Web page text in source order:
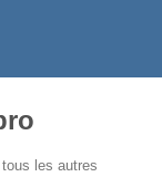
les autres